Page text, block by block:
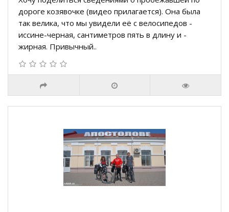
дороге козявочке (видео прилагается). Она была
так велика, что мы увидели её с велосипедов -
иссине-черная, сантиметров пять в длину и -
жирная. Привычный..